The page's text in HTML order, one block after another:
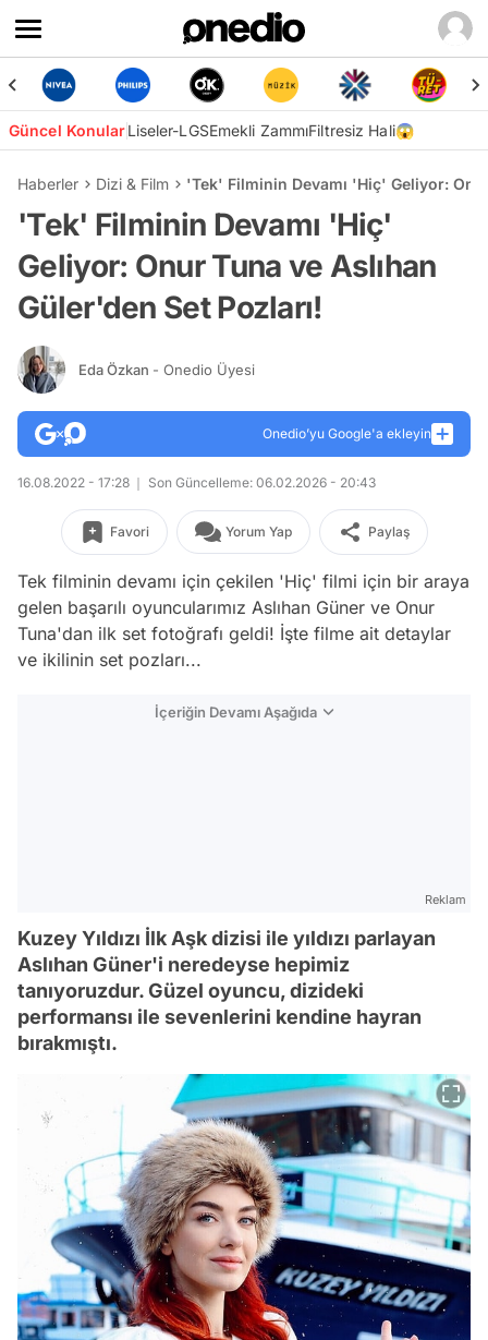
Güncel KonularLiseler-LGSEmekli ZammıFiltresiz Hali😱
Haberler Dizi & Film 'Tek' Filminin Devamı 'Hiç' Geliyor:
'Tek' Filminin Devamı 'Hiç'
Geliyor: Onur Tuna ve Aslıhan
Güler'den Set Pozları!
Eda Özkan - Onedio Üyesi
Onedio’yu Google'a ekleyin
16.08.2022 - 17:28 Son Güncelleme: 06.02.2026 - 20:43
Favori Yorum Yap Paylaş
Tek filminin devamı için çekilen 'Hiç' filmi için bir araya
gelen başarılı oyuncularımız Aslıhan Güner ve Onur
Tuna'dan ilk set fotoğrafı geldi! İşte filme ait detaylar
ve ikilinin set pozları...
İçeriğin Devamı Aşağıda
Reklam
Kuzey Yıldızı İlk Aşk dizisi ile yıldızı parlayan
Aslıhan Güner'i neredeyse hepimiz
tanıyoruzdur. Güzel oyuncu, dizideki
performansı ile sevenlerini kendine hayran
bırakmıştı.